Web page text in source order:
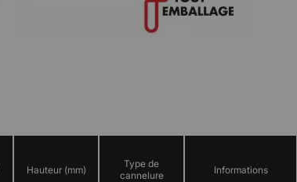
Hauteur (mm)
Type de
cannelure
Informations